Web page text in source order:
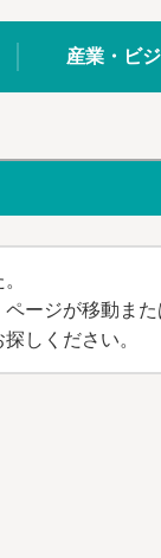
産業・ビ
ージが移動ま
しください。